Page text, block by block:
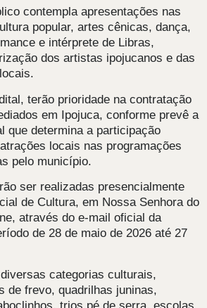
contempla apresentações nas
popular, artes cênicas, dança,
e intérprete de Libras,
dos artistas ipojucanos e das
terão prioridade na contratação
em Ipojuca, conforme prevê a
que determina a participação
locais nas programações
pelo município.
ser realizadas presencialmente
de Cultura, em Nossa Senhora do
através do e-mail oficial da
de 28 de maio de 2026 até 27
categorias culturais,
de frevo, quadrilhas juninas,
trios pé de serra, escolas